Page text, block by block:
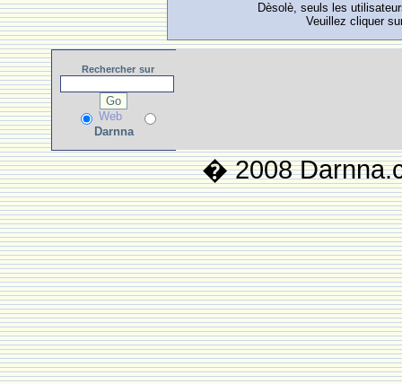
Dèsolè, seuls les
Veuillez cliquer
Rechercher sur
Web
Darnna
� 2008